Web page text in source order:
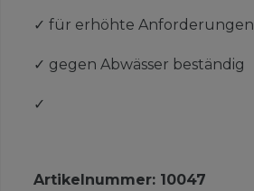
✓ für erhöhte Anforderungen
✓ gegen Abwässer beständig
✓
Artikelnummer: 10047